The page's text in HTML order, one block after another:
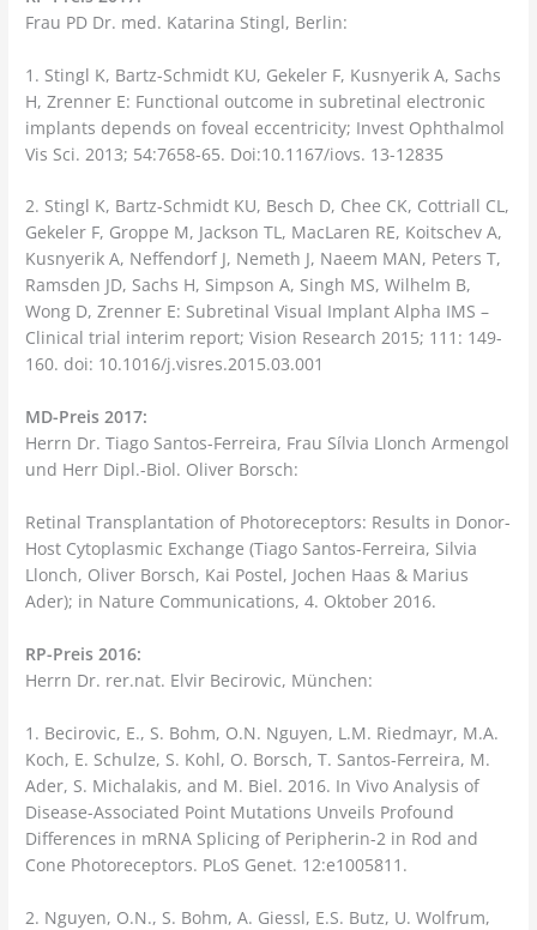
Frau PD Dr. med. Katarina Stingl, Berlin:
1. Stingl K, Bartz-Schmidt KU, Gekeler F, Kusnyerik A, Sachs
H, Zrenner E: Functional outcome in subretinal electronic
implants depends on foveal eccentricity; Invest Ophthalmol
Vis Sci. 2013; 54:7658-65. Doi:10.1167/iovs. 13-12835
2. Stingl K, Bartz-Schmidt KU, Besch D, Chee CK, Cottriall CL,
Gekeler F, Groppe M, Jackson TL, MacLaren RE, Koitschev A,
Kusnyerik A, Neffendorf J, Nemeth J, Naeem MAN, Peters T,
Ramsden JD, Sachs H, Simpson A, Singh MS, Wilhelm B,
Wong D, Zrenner E: Subretinal Visual Implant Alpha IMS –
Clinical trial interim report; Vision Research 2015; 111: 149-
160. doi: 10.1016/j.visres.2015.03.001
MD-Preis 2017:
Herrn Dr. Tiago Santos-Ferreira, Frau Sílvia Llonch Armengol
und Herr Dipl.-Biol. Oliver Borsch:
Retinal Transplantation of Photoreceptors: Results in Donor-
Host Cytoplasmic Exchange (Tiago Santos-Ferreira, Silvia
Llonch, Oliver Borsch, Kai Postel, Jochen Haas & Marius
Ader); in Nature Communications, 4. Oktober 2016.
RP-Preis 2016:
Herrn Dr. rer.nat. Elvir Becirovic, München:
1. Becirovic, E., S. Bohm, O.N. Nguyen, L.M. Riedmayr, M.A.
Koch, E. Schulze, S. Kohl, O. Borsch, T. Santos-Ferreira, M.
Ader, S. Michalakis, and M. Biel. 2016. In Vivo Analysis of
Disease-Associated Point Mutations Unveils Profound
Differences in mRNA Splicing of Peripherin-2 in Rod and
Cone Photoreceptors. PLoS Genet. 12:e1005811.
2. Nguyen, O.N., S. Bohm, A. Giessl, E.S. Butz, U. Wolfrum,